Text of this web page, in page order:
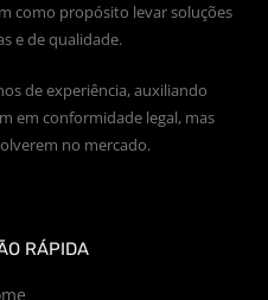
como propósito levar soluções
e de qualidade.
de experiência, auxiliando
em conformidade legal, mas
no mercado.
RÁPIDA